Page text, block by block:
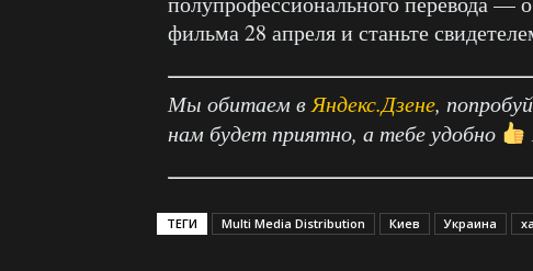
фильма 28 апреля и станьте
Мы обитаем в Яндекс.Дзене,
нам будет приятно, а тебе удобно
ТЕГИ Multi Media Distribution Киев Украина